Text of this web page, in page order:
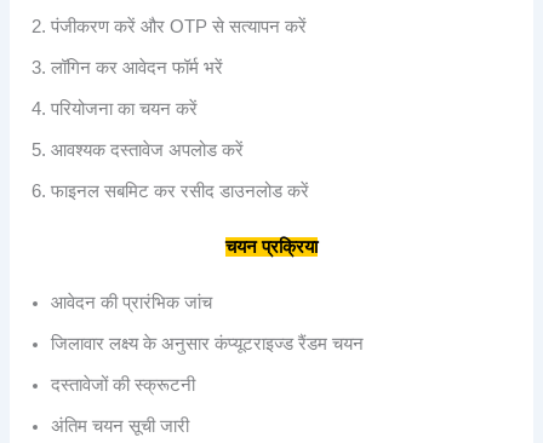
पंजीकरण करें और OTP से सत्यापन करें
लॉगिन कर आवेदन फॉर्म भरें
परियोजना का चयन करें
आवश्यक दस्तावेज अपलोड करें
फाइनल सबमिट कर रसीद डाउनलोड करें
चयनप्रक्रिया
आवेदन की प्रारंभिक जांच
जिलावार लक्ष्य के अनुसार कंप्यूटराइज्ड रैंडम चयन
दस्तावेजों की स्क्रूटनी
अंतिम चयन सूची जारी